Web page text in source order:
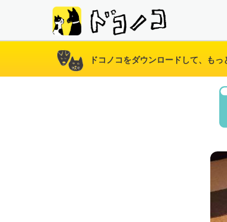
ドコノコをダウンロードして、もっ